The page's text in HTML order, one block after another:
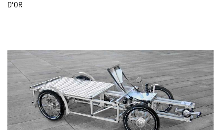
D'OR